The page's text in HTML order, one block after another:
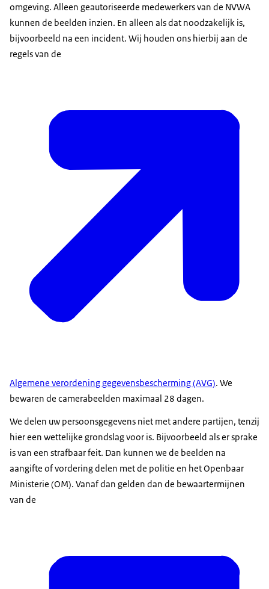
omgeving. Alleen geautoriseerde medewerkers van de NVWA
kunnen de beelden inzien. En alleen als dat noodzakelijk is,
bijvoorbeeld na een incident. Wij houden ons hierbij aan de
regels van de
Algemene verordening gegevensbescherming (AVG). We
bewaren de camerabeelden maximaal 28 dagen.
We delen uw persoonsgegevens niet met andere partijen, tenzij
hier een wettelijke grondslag voor is. Bijvoorbeeld als er sprake
is van een strafbaar feit. Dan kunnen we de beelden na
aangifte of vordering delen met de politie en het Openbaar
Ministerie (OM). Vanaf dan gelden dan de bewaartermijnen
van de